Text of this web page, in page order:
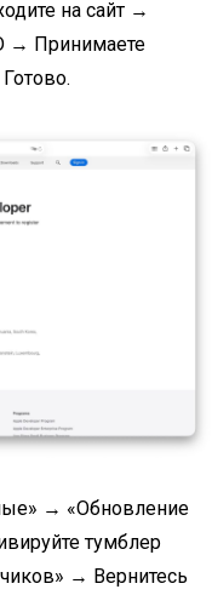
на сайт →
→ Принимаете
→ «Обновление
тумблер
→ Вернитесь